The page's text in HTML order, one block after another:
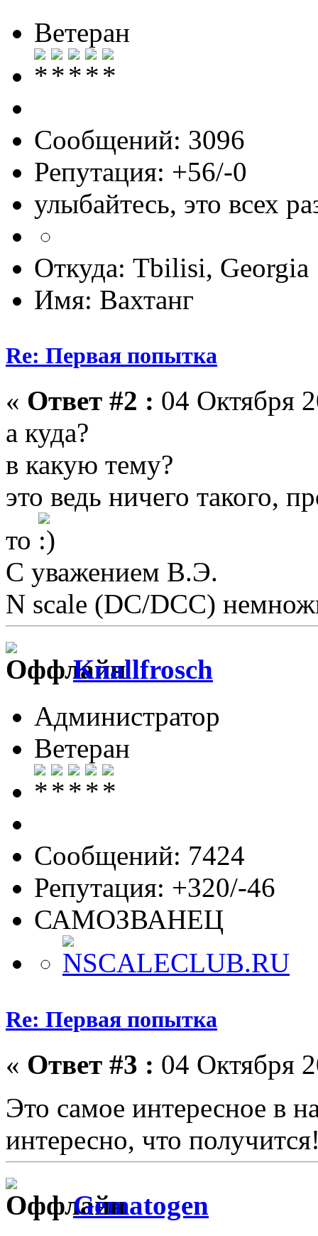
Ветеран
Сообщений: 3096
Репутация: +56/-0
улыбайтесь, это всех
Откуда: Tbilisi, Georgia
Имя: Вахтанг
Re: Первая попытка
« Ответ #2 : 04 Октября
а куда?
в какую тему?
это ведь ничего такого,
то
С уважением В.Э.
N scale (DC/DCC)
Knallfrosch
Администратор
Ветеран
Сообщений: 7424
Репутация: +320/-46
САМОЗВАНЕЦ
Re: Первая попытка
« Ответ #3 : 04 Октября
Это самое интересное в
интересно, что
Gematogen